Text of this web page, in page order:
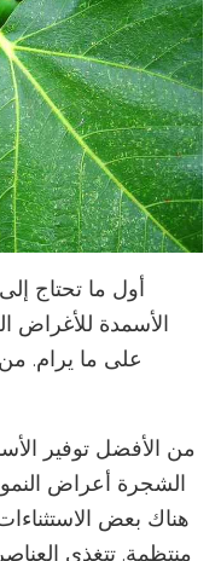
أول ما تحتاج
على ما يرام.
من الأفضل توفير
الشجرة أعراض النمو
هناك بعض
منتظمة. تتغذى